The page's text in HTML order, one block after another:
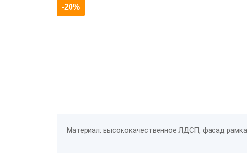
-20%
Материал: высококачественное ЛДСП, фасад